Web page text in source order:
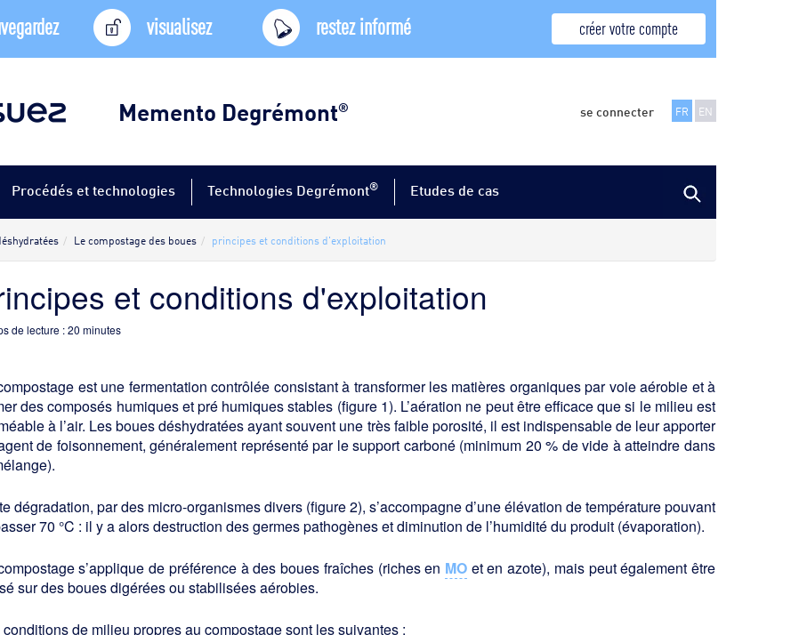
visualisez restez informé créer votre compte
Memento Degrémont® se connecter FR EN
Procédés et technologies Technologies Degrémont® Etudes de cas
Le compostage des boues principes et conditions d'exploitation
et conditions d'exploitation
de lecture :20 minutes
est une fermentation contrôlée consistant à transformer les matières organiques par voie aérobie et à
des composés humiques et pré humiques stables (figure 1). L’aération ne peut être effi­cace que si le milieu est
à l’air. Les boues déshydratées ayant souvent une très faible porosité, il est indispensable de leur apporter
de foisonnement, généralement représenté par le support car­boné (minimum 20 % de vide à atteindre dans
dégradation, par des micro-organismes divers (figure 2), s’accompagne d’une élévation de tempé­rature pouvant
70 °C : il y a alors destruction des germes pathogènes et diminution de l’humidité du produit (évaporation).
s’applique de préférence à des boues fraîches (riches en MOet en azote), mais peut éga­lement être
sur des boues digérées ou stabilisées aérobies.
conditions de milieu propres au compostage sont les suivantes :